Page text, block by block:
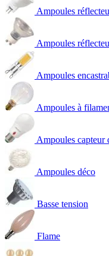
Ampoules
Ampoules
Ampoules
Ampoules à
Ampoules capteur
Ampoules déco
Basse tension
Flame